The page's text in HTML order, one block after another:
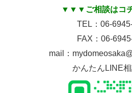
▼▼▼ご相談はコ
TEL：06-
FAX：06-
mail：
かんたんLINE